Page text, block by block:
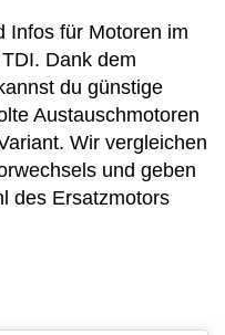
Infos für Motoren im
Dank dem
du günstige
Austauschmotoren
Wir vergleichen
und geben
des Ersatzmotors